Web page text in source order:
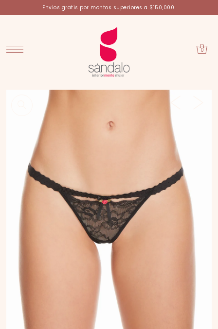
Envios gratis por montos superiores a $150,000.
0